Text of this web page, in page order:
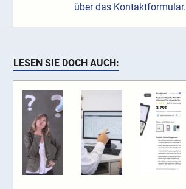
über das Kontaktformular.
LESEN SIE DOCH AUCH: